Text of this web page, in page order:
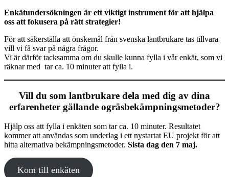
Enkätundersökningen är ett viktigt instrument för att hjälpa
oss att fokusera på rätt strategier!
För att säkerställa att önskemål från svenska lantbrukare tas tillvara
vill vi få svar på några frågor.
Vi är därför tacksamma om du skulle kunna fylla i vår enkät, som vi
räknar med tar ca. 10 minuter att fylla i.
Vill du som lantbrukare dela med dig av dina
erfarenheter gällande ogräsbekämpningsmetoder?
Hjälp oss att fylla i enkäten som tar ca. 10 minuter. Resultatet
kommer att användas som underlag i ett nystartat EU projekt för att
hitta alternativa bekämpningsmetoder. Sista dag den 7 maj.
Kom till enkäten